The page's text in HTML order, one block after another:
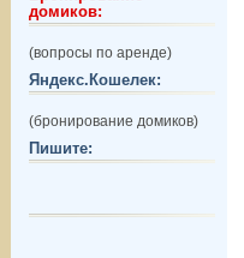
домиков:
(вопросы по аренде)
Яндекс.Кошелек:
(бронирование домиков)
Пишите: